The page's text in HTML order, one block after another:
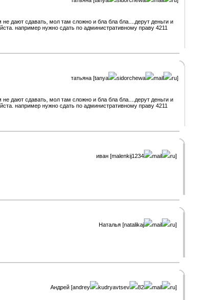
дают сдавать, мол там сложно и бла бла бла....дерут деньги и
например нужно сдать по административному праву 4211
татьяна [tanya sidorchewa mail ru]
дают сдавать, мол там сложно и бла бла бла....дерут деньги и
например нужно сдать по административному праву 4211
иван [malenkij1234 mail ru]
Наталья [natalikaj mail ru]
Андрей [andrey kudryavtsev 82 mail ru]